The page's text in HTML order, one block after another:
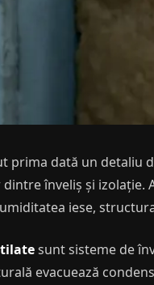
prima dată un detaliu
înveliș și
iese,
sunt sisteme de
evacuează